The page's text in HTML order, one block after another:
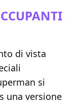
di vista
si
una versione